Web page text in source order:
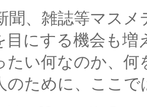
聞、雑誌等マス
目にする機会も
たい何なのか、
のために、ここ